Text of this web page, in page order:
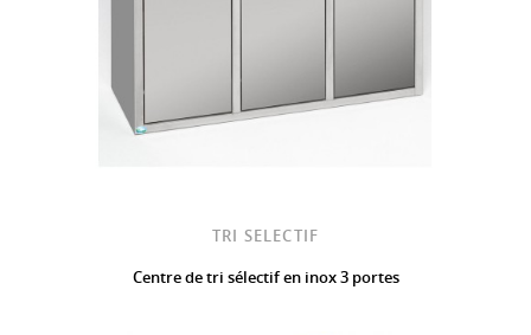
TRI SELECTIF
Centre de tri sélectif en inox 3 portes